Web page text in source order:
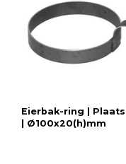
Eierbak-ring |
| Ø100x20(h)mm